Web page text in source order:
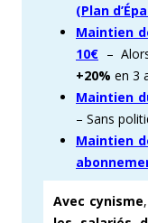
(Plan
Maintien
10€ –
+20% en 3
Maintien
– Sans
Maintien
Avec cynisme